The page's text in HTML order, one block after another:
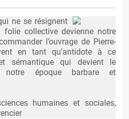
ne se résignent
collective devienne notre
l’ouvrage de Pierre-
en tant qu’antidote à ce
sémantique qui devient le
notre époque barbare et
humaines et sociales,